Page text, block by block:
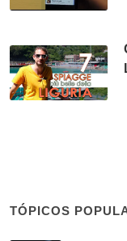
TÓPICOS